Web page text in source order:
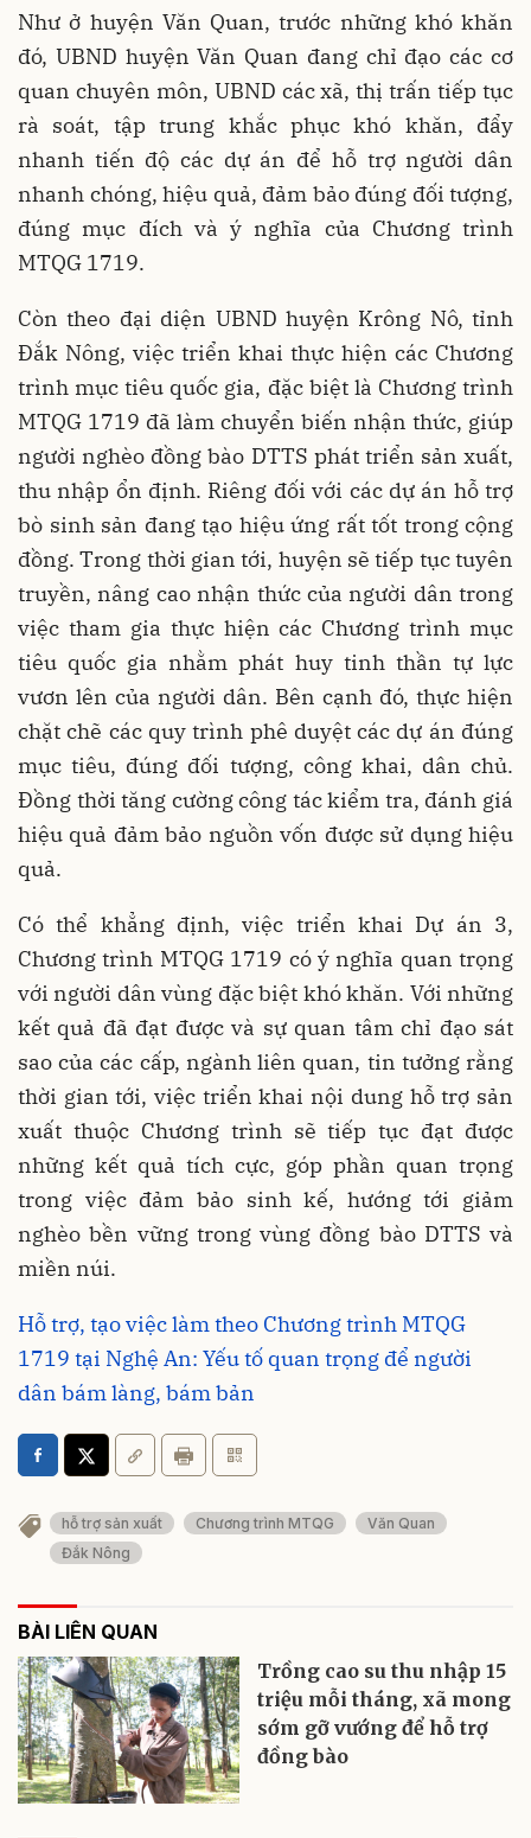
Như ở huyện Văn Quan, trước những khó khăn
đó, UBND huyện Văn Quan đang chỉ đạo các cơ
quan chuyên môn, UBND các xã, thị trấn tiếp tục
rà soát, tập trung khắc phục khó khăn, đẩy
nhanh tiến độ các dự án để hỗ trợ người dân
nhanh chóng, hiệu quả, đảm bảo đúng đối tượng,
đúng mục đích và ý nghĩa của Chương trình
MTQG 1719.
Còn theo đại diện UBND huyện Krông Nô, tỉnh
Đắk Nông, việc triển khai thực hiện các Chương
trình mục tiêu quốc gia, đặc biệt là Chương trình
MTQG 1719 đã làm chuyển biến nhận thức, giúp
người nghèo đồng bào DTTS phát triển sản xuất,
thu nhập ổn định. Riêng đối với các dự án hỗ trợ
bò sinh sản đang tạo hiệu ứng rất tốt trong cộng
đồng. Trong thời gian tới, huyện sẽ tiếp tục tuyên
truyền, nâng cao nhận thức của người dân trong
việc tham gia thực hiện các Chương trình mục
tiêu quốc gia nhằm phát huy tinh thần tự lực
vươn lên của người dân. Bên cạnh đó, thực hiện
chặt chẽ các quy trình phê duyệt các dự án đúng
mục tiêu, đúng đối tượng, công khai, dân chủ.
Đồng thời tăng cường công tác kiểm tra, đánh giá
hiệu quả đảm bảo nguồn vốn được sử dụng hiệu
quả.
Có thể khẳng định, việc triển khai Dự án 3,
Chương trình MTQG 1719 có ý nghĩa quan trọng
với người dân vùng đặc biệt khó khăn. Với những
kết quả đã đạt được và sự quan tâm chỉ đạo sát
sao của các cấp, ngành liên quan, tin tưởng rằng
thời gian tới, việc triển khai nội dung hỗ trợ sản
xuất thuộc Chương trình sẽ tiếp tục đạt được
những kết quả tích cực, góp phần quan trọng
trong việc đảm bảo sinh kế, hướng tới giảm
nghèo bền vững trong vùng đồng bào DTTS và
miền núi.
Hỗ trợ, tạo việc làm theo Chương trình MTQG
1719 tại Nghệ An: Yếu tố quan trọng để người
dân bám làng, bám bản
hỗ trợ sản xuất Chương trình MTQG
Văn Quan
Đắk Nông
BÀI LIÊN QUAN
Trồng cao su thu nhập 15
triệu mỗi tháng, xã mong
sớm gỡ vướng để hỗ trợ
đồng bào